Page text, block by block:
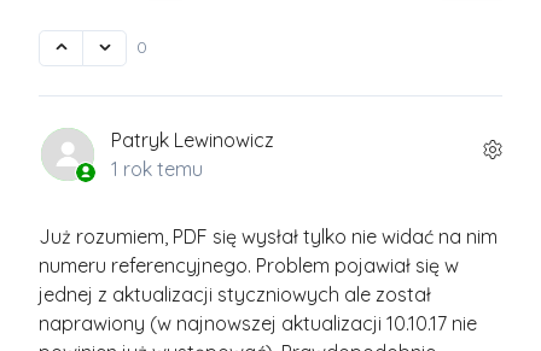
0
Patryk Lewinowicz
1 rok temu
Już rozumiem, PDF się wysłał tylko nie widać na nim
numeru referencyjnego. Problem pojawiał się w
jednej z aktualizacji styczniowych ale został
naprawiony (w najnowszej aktualizacji 10.10.17 nie